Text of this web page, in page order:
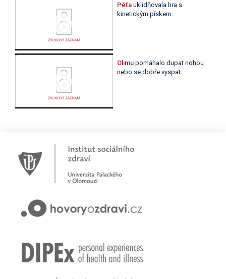
Péťa uklidňovala hra s
kinetickým pískem.
Olimu pomáhalo dupat nohou
nebo se dobře vyspat.